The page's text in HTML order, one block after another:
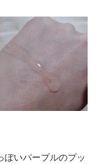
いパープルのプッ